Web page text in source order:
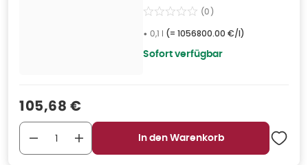
(0)
• 0,1 l (= 1056800.00 €/l)
Sofort verfügbar
Verkaufspreis
105,68 €
In den Warenkorb